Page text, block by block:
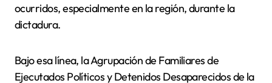
ocurridos, especialmente en la región, durante la
dictadura.
Bajo esa línea, la Agrupación de Familiares de
Ejecutados Políticos y Detenidos Desaparecidos de la